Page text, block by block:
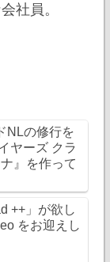
社員。
NLの修行を
ヤーズ クラ
』を作って
++」が欲し
をお迎えし